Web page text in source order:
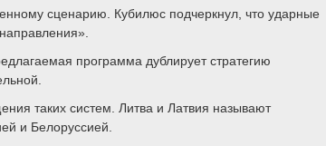
сценарию. Кубилюс подчеркнул, что ударные
программа дублирует стратегию
таких систем. Литва и Латвия называют
и Белоруссией.